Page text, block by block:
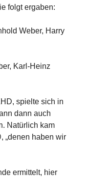
folgt ergaben:
Weber, Harry
Karl-Heinz
spielte sich in
dann auch
Natürlich kam
„denen haben wir
ermittelt, hier